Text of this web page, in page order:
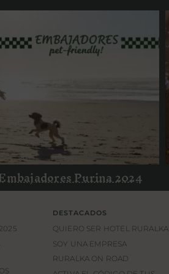
Embajadores Purina
Purina 2024
DESTACADOS
QUIERO SER HOTEL RURALKA
SOY UNA EMPRESA
RURALKA ON ROAD